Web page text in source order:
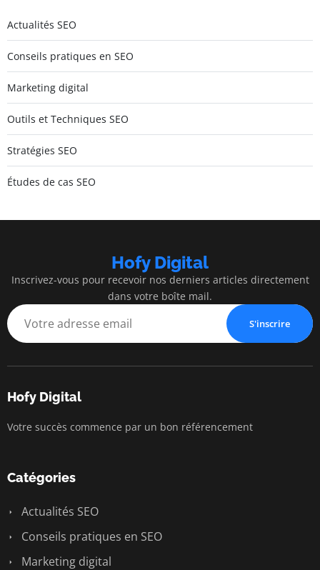
Actualités SEO
Conseils pratiques en SEO
Marketing digital
Outils et Techniques SEO
Stratégies SEO
Études de cas SEO
Hofy Digital
Inscrivez-vous pour recevoir nos derniers articles directement
dans votre boîte mail.
S'inscrire
Hofy Digital
Votre succès commence par un bon référencement
Catégories
Actualités SEO
Conseils pratiques en SEO
Marketing digital